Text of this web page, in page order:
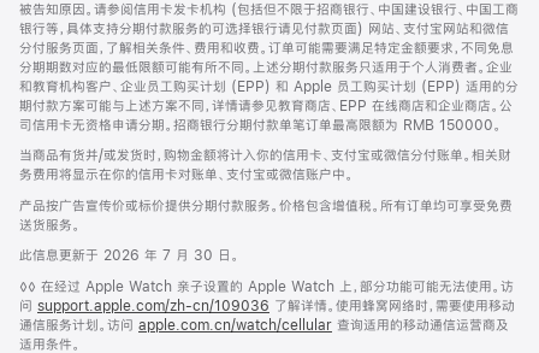
被告知原因。请参阅信用卡发卡机构 (包括但不限于招商银行、中国建设银行、中国工商
银行等，具体支持分期付款服务的可选择银行请见付款页面) 网站、支付宝网站和微信
分付服务页面，了解相关条件、费用和收费。订单可能需要满足特定金额要求，不同免息
分期期数对应的最低限额可能有所不同。上述分期付款服务只适用于个人消费者。企业
和教育机构客户、企业员工购买计划 (EPP) 和 Apple 员工购买计划 (EPP) 适用的分
期付款方案可能与上述方案不同，详情请参见教育商店、EPP 在线商店和企业商店。公
司信用卡无资格申请分期。招商银行分期付款单笔订单最高限额为 RMB 150000。
当商品有货并/或发货时，购物金额将计入你的信用卡、支付宝或微信分付账单。相关财
务费用将显示在你的信用卡对账单、支付宝或微信账户中。
产品按广告宣传价或标价提供分期付款服务。价格包含增值税。所有订单均可享受免费
送货服务。
此信息更新于 2026 年 7 月 30 日。
脚
注
◊◊ 在经过 Apple Watch 亲子设置的 Apple Watch 上，部分功能可能无法使用。访
问 support.apple.com/zh-cn/109036 (在
新
了解详情。使用蜂窝网络时，需要使用移动
通信服务计划。访问 apple.com.cn/watch/cellular 查询适用的移动通信运营商及
适用条件。